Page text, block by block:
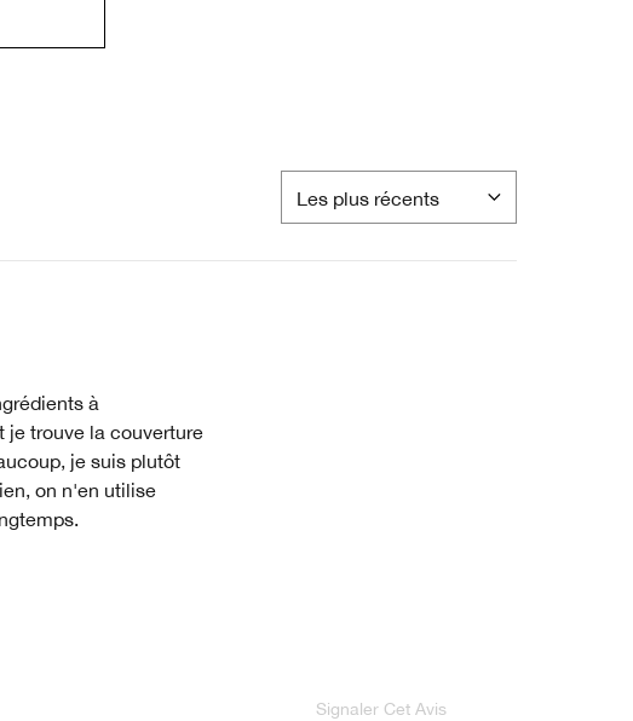
à
je trouve la couverture
je suis plutôt
on n'en utilise
Signaler Cet Avis